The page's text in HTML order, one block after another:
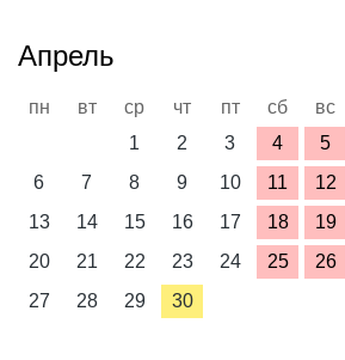
Апрель
пн вт ср чт пт сб
вс
1
2 3 4
5
6
7 8 9 10 11
12
13
14 15 16 17 18
19
20
21 22 23 24 25
26
27
28 29 30